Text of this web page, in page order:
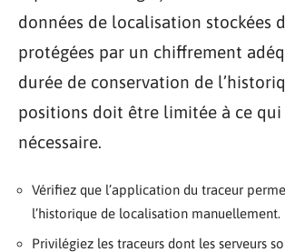
données de localisation stockées
protégées par un chiffrement
durée de conservation de
positions doit être limitée à ce qui
nécessaire.
Vérifiez que l’application du traceur
l’historique de localisation manuellement.
Privilégiez les traceurs dont les serveurs